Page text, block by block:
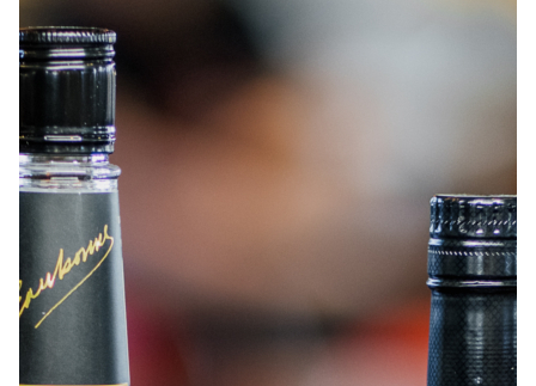
À PROPOS EMPLOIS EN ÉPICERIE
TRAITEUR ÉVÉNEMENTIEL
DONNER VOTRE OPINION